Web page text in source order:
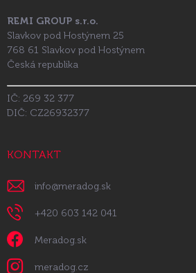
REMI GROUP s.r.o.
Slavkov pod Hostýnem 25
768 61 Slavkov pod Hostýnem
Česká republika
IČ: 269 32 377
DIČ: CZ26932377
KONTAKT
info@meradog.sk
+420 603 142 041
Meradog.sk
meradog.cz